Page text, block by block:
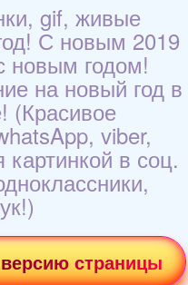
gif, живые
С новым 2019
новым годом!
на новый год в
(Красивое
viber,
в соц.
страницы